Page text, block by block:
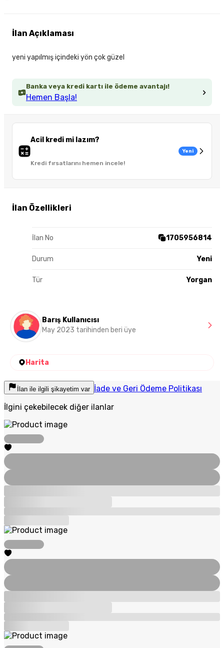
Banka veya kredi kartı ile ödeme avantajı!
Hemen Başla!
Acil kredi mi lazım?
Kredi fırsatlarını hemen incele!
Yeni
İlan Özellikleri
İlan No 1705956814
Durum Yeni
Tür Yorgan
İlan Açıklaması
yeni yapılmış içindeki yön çok güzel
Barış Kullanıcısı
May 2023 tarihinden beri üye
Harita
İlan ile ilgili şikayetim var İade ve Geri Ödeme Politikası
İlgini çekebilecek diğer ilanlar